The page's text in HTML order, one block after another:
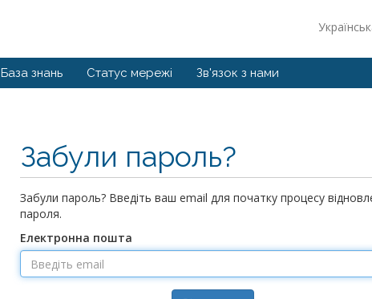
База знань Статус мережі Зв'язок з нами
Забули пароль?
Забули пароль? Введіть ваш email для початку процесу
пароля.
Електронна пошта